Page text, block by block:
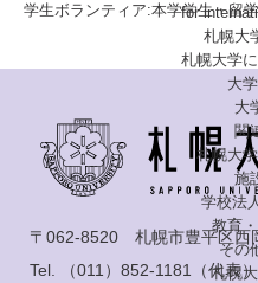
for
札幌大
札幌大学
大
大
関
札幌大
施
学校法
教育
その
札幌
学生ボランティア:本学学生・留
〒062-8520 札幌市豊平区西
Tel.
（011）852-1181 （代表）